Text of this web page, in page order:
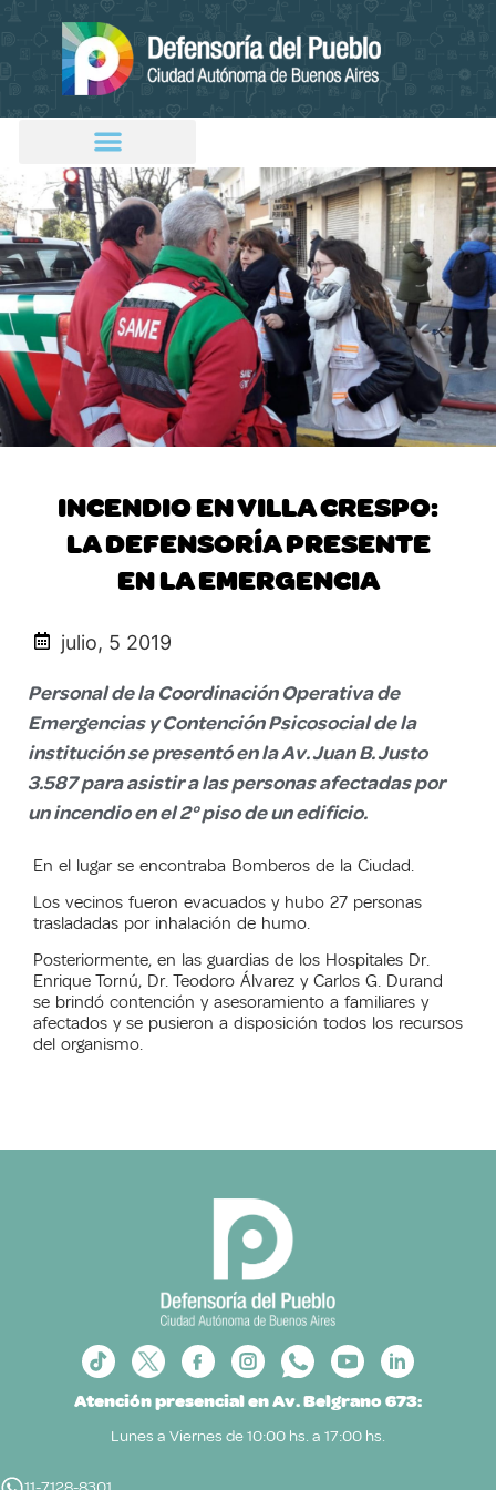
INCENDIO EN VILLA CRESPO:
LA DEFENSORÍA PRESENTE
EN LA EMERGENCIA
julio, 5 2019
Personal de la Coordinación Operativa de
Emergencias y Contención Psicosocial de la
institución se presentó en la Av. Juan B. Justo
3.587 para asistir a las personas afectadas por
un incendio en el 2° piso de un edificio.
En el lugar se encontraba Bomberos de la Ciudad.
Los vecinos fueron evacuados y hubo 27 personas
trasladadas por inhalación de humo.
Posteriormente, en las guardias de los Hospitales Dr.
Enrique Tornú, Dr. Teodoro Álvarez y Carlos G. Durand
se brindó contención y asesoramiento a familiares y
afectados y se pusieron a disposición todos los recursos
del organismo.
Atención presencial en Av. Belgrano 673:
Lunes a Viernes de 10:00 hs. a 17:00 hs.